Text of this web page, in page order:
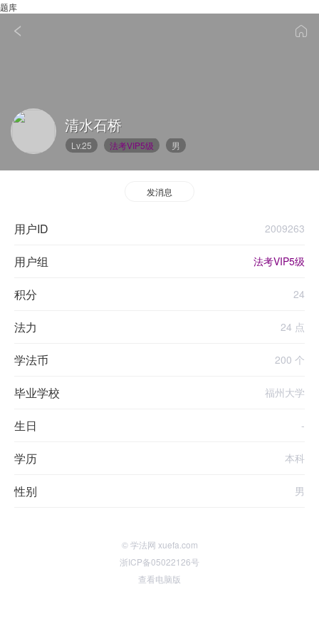
题库
清水石桥
Lv.25 法考VIP5级 男
发消息
用户ID 2009263
用户组 法考VIP5级
积分 24
法力 24 点
学法币 200 个
毕业学校 福州大学
生日 -
学历 本科
性别 男
© 学法网 xuefa.com
浙ICP备05022126号
查看电脑版